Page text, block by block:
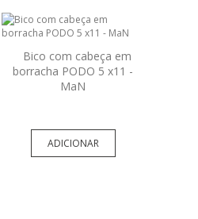
Bico com cabeça em
borracha PODO 5 x11 -
MaN
ADICIONAR